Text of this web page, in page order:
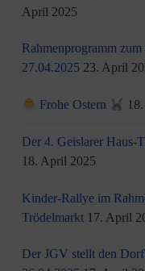
April 2025
Rahmenprogramm
27.04.2025 23. April
Frohe Ostern
Der 4. Geislarer Haus-
18. April 2025
Kinder-Rallye im
Trödelmarkt 17. April
Der JGV stellt den